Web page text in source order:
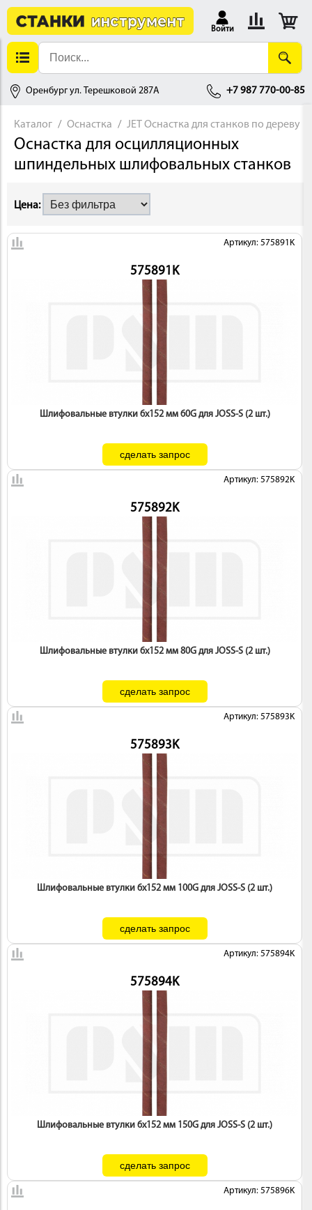
Войти
Оренбург ул. Терешковой 287А +7 987 770-00-85
Каталог Оснастка JET Оснастка для станков по дереву
Оснастка для осцилляционных
шпиндельных шлифовальных станков
Цена:
Артикул: 575891K
575891K
Шлифовальные втулки 6х152 мм 60G для JOSS-S (2 шт.)
Артикул: 575892K
575892K
Шлифовальные втулки 6х152 мм 80G для JOSS-S (2 шт.)
Артикул: 575893K
575893K
Шлифовальные втулки 6х152 мм 100G для JOSS-S (2 шт.)
Артикул: 575894K
575894K
Шлифовальные втулки 6х152 мм 150G для JOSS-S (2 шт.)
Артикул: 575896K